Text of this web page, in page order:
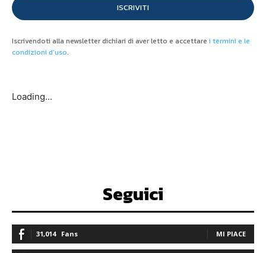
ISCRIVITI
Iscrivendoti alla newsletter dichiari di aver letto e accettare i termini e le
condizioni d'uso.
Loading...
Seguici
31,014 Fans MI PIACE